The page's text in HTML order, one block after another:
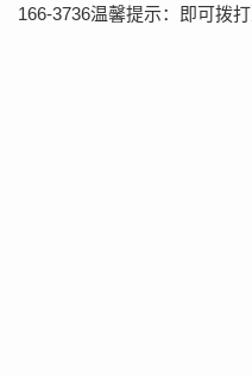
166-3736温馨提示：即可拨打